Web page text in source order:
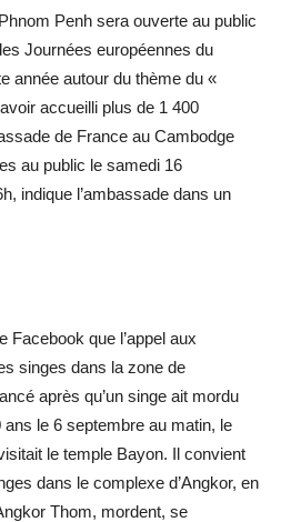
Penh sera ouverte au public
Journées européennes du
année autour du thème du «
accueilli plus de 1 400
de France au Cambodge
au public le samedi 16
indique l’ambassade dans un
Facebook que l’appel aux
singes dans la zone de
après qu’un singe ait mordu
le 6 septembre au matin, le
le temple Bayon. Il convient
dans le complexe d’Angkor, en
Thom, mordent, se